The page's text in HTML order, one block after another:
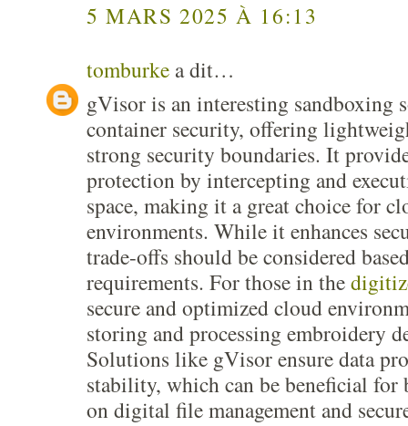
5 MARS 2025 À 16:13
tomburke a dit…
gVisor is an interesting sandboxing
container security, offering
strong security boundaries. It
protection by intercepting and
space, making it a great choice for
environments. While it enhances
trade-offs should be considered
requirements. For those in the
secure and optimized cloud
storing and processing embroidery
Solutions like gVisor ensure data
stability, which can be beneficial for
on digital file management and